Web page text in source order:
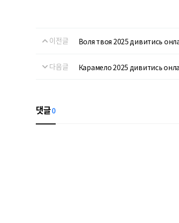
이전글 Воля твоя 2025 дивитись
다음글 Карамело 2025 дивитись
댓글0